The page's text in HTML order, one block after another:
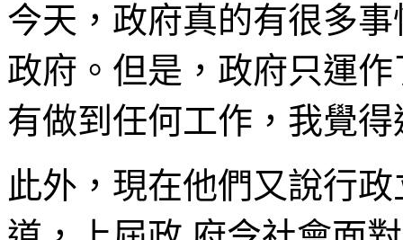
今天，政府真的有很多
政府。但是，政府只運
有做到任何工作，我覺
此外，現在他們又說行